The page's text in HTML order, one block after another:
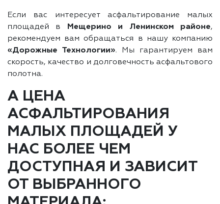
Если вас интересует асфальтирование малых
площадей в
Мещерино и Ленинском районе,
рекомендуем вам обращаться в нашу компанию
«Дорожные Технологии». Мы гарантируем вам
скорость, качество и долговечность асфальтового
полотна.
А ЦЕНА
АСФАЛЬТИРОВАНИЯ
МАЛЫХ ПЛОЩАДЕЙ У
НАС БОЛЕЕ ЧЕМ
ДОСТУПНАЯ И ЗАВИСИТ
ОТ ВЫБРАННОГО